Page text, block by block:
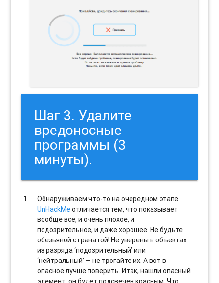
Шаг 3. Удалите
вредоносные
программы (3
минуты).
Обнаруживаем что-то на очередном этапе.
UnHackMeотличается тем, что показывает
вообще все, и очень плохое, и
подозрительное, и даже хорошее. Не будьте
обезьяной с гранатой! Не уверены в объектах
из разряда ‘подозрительный’ или
‘нейтральный’ — не трогайте их. А вот в
опасное лучше поверить. Итак, нашли опасный
элемент, он будет подсвечен красным. Что